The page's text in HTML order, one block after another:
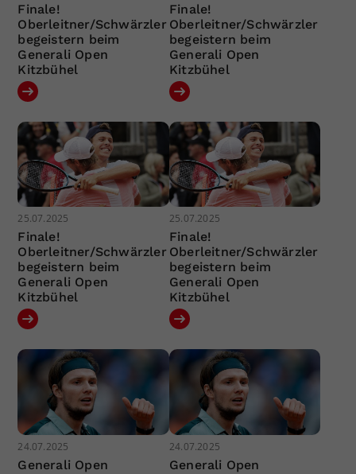
Finale!
Oberleitner/Schwärzler
begeistern beim
Generali Open
Kitzbühel
Finale!
Oberleitner/Schwärzler
begeistern beim
Generali Open
Kitzbühel
25.07.2025
Finale!
Oberleitner/Schwärzler
begeistern beim
Generali Open
Kitzbühel
25.07.2025
Finale!
Oberleitner/Schwärzler
begeistern beim
Generali Open
Kitzbühel
24.07.2025
Generali Open
24.07.2025
Generali Open